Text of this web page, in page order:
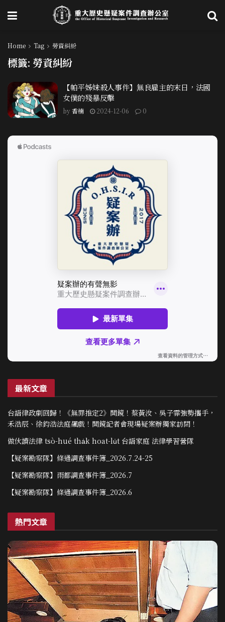
Home Tag 勞資糾紛
標籤: 勞資糾紛
【帕平姊妹殺人事件】無良雇主的末日，法國
女僕的殘暴反擊
by香楠 2024-12-06 0
最新文章
台語律政劇回歸！《無罪推定2》開鏡！蔡黃汝、吳子霏強勢攜手，
禾浩辰、徐鈞浩法庭飆戲！開鏡記者會現場疑案辦獨家訪問！
做伙讀法律 tsò-hué tha̍k hoat-lu̍t 台語家庭 法律學習營隊
【疑案勘察隊】條通調查事件簿_2026.7.24-25
【疑案勘察隊】雨都調查事件簿_2026.7
【疑案勘察隊】條通調查事件簿_2026.6
熱門文章